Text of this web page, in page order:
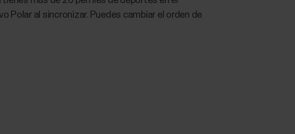
Polar al sincronizar. Puedes cambiar el orden de